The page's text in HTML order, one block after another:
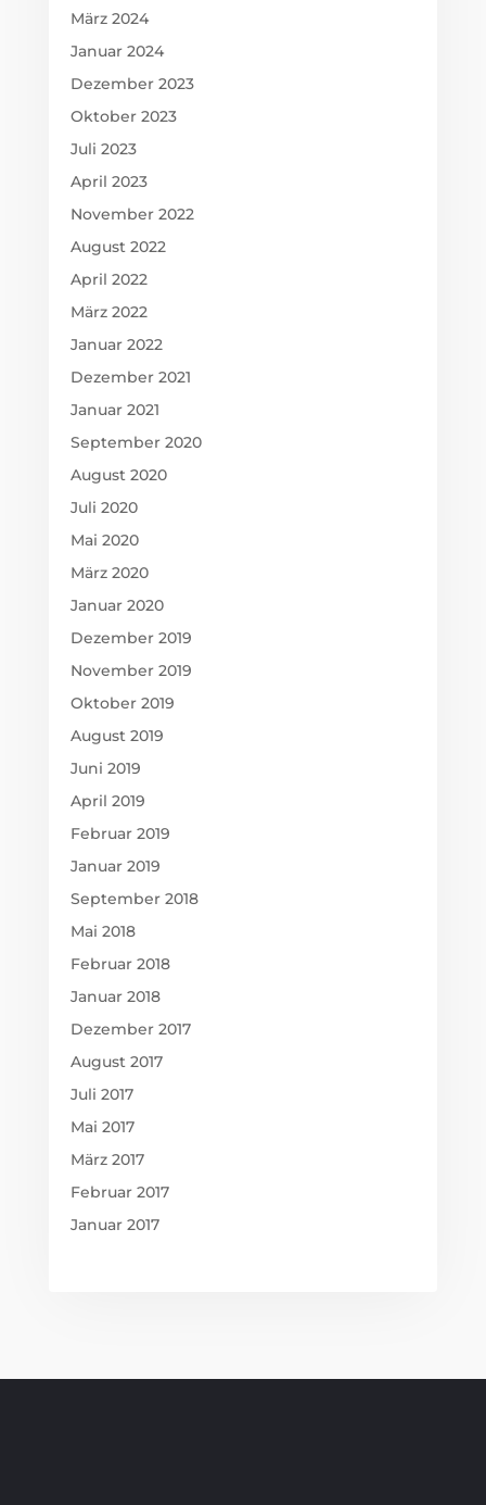
März 2024
Januar 2024
Dezember 2023
Oktober 2023
Juli 2023
April 2023
November 2022
August 2022
April 2022
März 2022
Januar 2022
Dezember 2021
Januar 2021
September 2020
August 2020
Juli 2020
Mai 2020
März 2020
Januar 2020
Dezember 2019
November 2019
Oktober 2019
August 2019
Juni 2019
April 2019
Februar 2019
Januar 2019
September 2018
Mai 2018
Februar 2018
Januar 2018
Dezember 2017
August 2017
Juli 2017
Mai 2017
März 2017
Februar 2017
Januar 2017